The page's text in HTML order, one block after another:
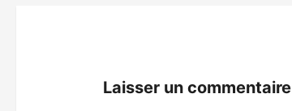
Laisser un commentaire